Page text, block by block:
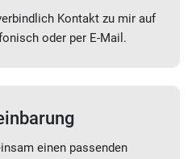
Kontakt zu mir auf
oder per E-Mail.
einen passenden